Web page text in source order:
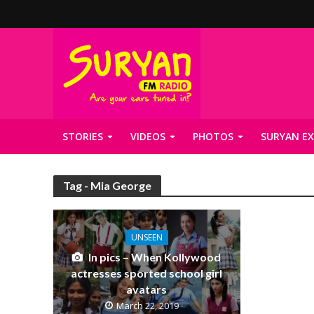
STORIES VIDEOS PHOTOS SURYAN
Tag - Mia George
UNSEEN
In pics – When Kollywood
actresses sported school girl
avatars
March 22, 2019